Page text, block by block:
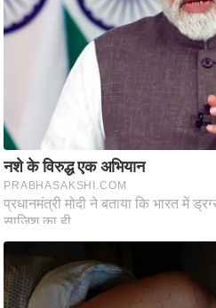
र
.
य
प
र
स
मी
क्षा
ध